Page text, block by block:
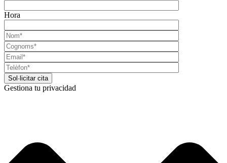
Hora
Gestiona tu privacidad